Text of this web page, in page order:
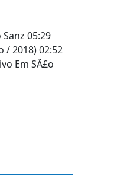
05:29
/ 2018) 02:52
Em SÃ£o